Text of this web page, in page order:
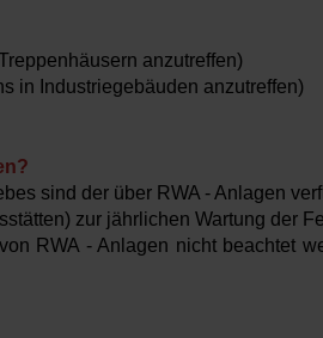
anzutreffen)
in Industriegebäuden anzutreffen)
sind der über RWA - Anlagen
zur jährlichen Wartung der
RWA - Anlagen nicht beachtet